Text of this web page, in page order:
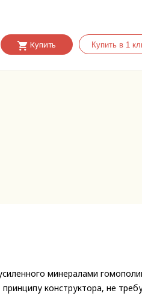
Купить
минералами
конструктора, не